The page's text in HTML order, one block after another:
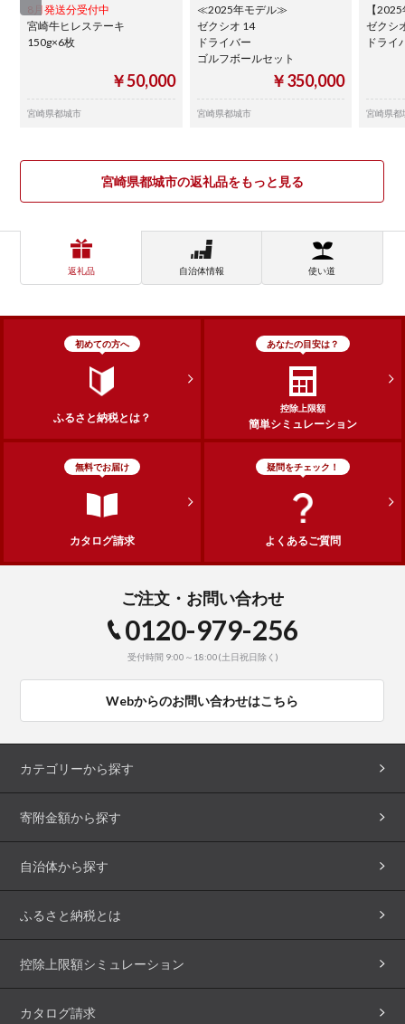
8月発送分受付中
宮崎牛ヒレステーキ
150g×6枚
￥50,000
宮崎県都城市
≪2025年モデル≫
ゼクシオ 14
ドライバー
ゴルフボールセット
￥350,000
宮崎県都城市
【
ゼクシ
ドライ
宮崎県都
宮崎県都城市の返礼品をもっと見る
返礼品 自治体情報 使い道
初めての方へ
ふるさと納税とは？
あなたの目安は？
控除上限額
簡単シミュレーション
無料でお届け
カタログ請求
疑問をチェック！
よくあるご質問
ご注文・お問い合わせ
0120-979-256
受付時間 9:00～18:00(土日祝日除く)
Webからのお問い合わせはこちら
カテゴリーから探す
寄附金額から探す
自治体から探す
ふるさと納税とは
控除上限額シミュレーション
カタログ請求